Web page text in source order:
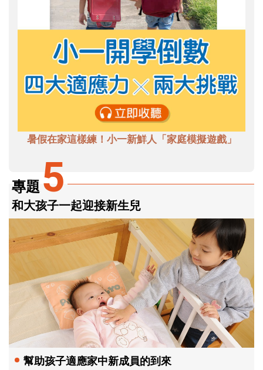
暑假在家這樣練！小一新鮮人「家庭模擬遊戲」
專題 5
和大孩子一起迎接新生兒
幫助孩子適應家中新成員的到來